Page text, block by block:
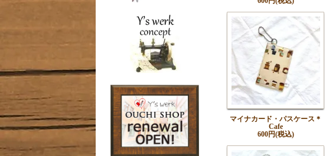
マイナカード・パスケース＊
Cafe
600円(税込)